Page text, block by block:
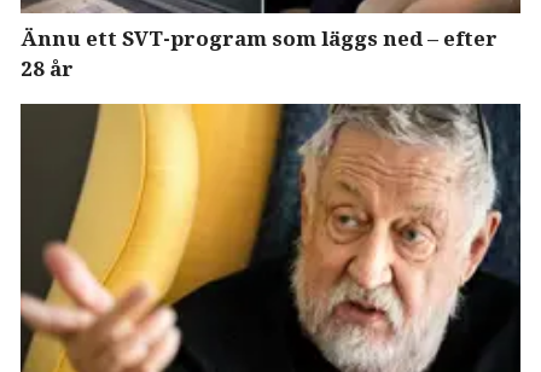
Ännu ett SVT-program som läggs ned – efter
28 år